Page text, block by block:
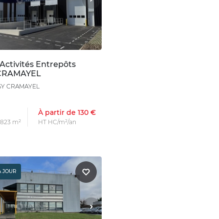
Entrepôts
CRAMAYEL
m²
À partir de 130 €
HT HC/m²/an
JOUR